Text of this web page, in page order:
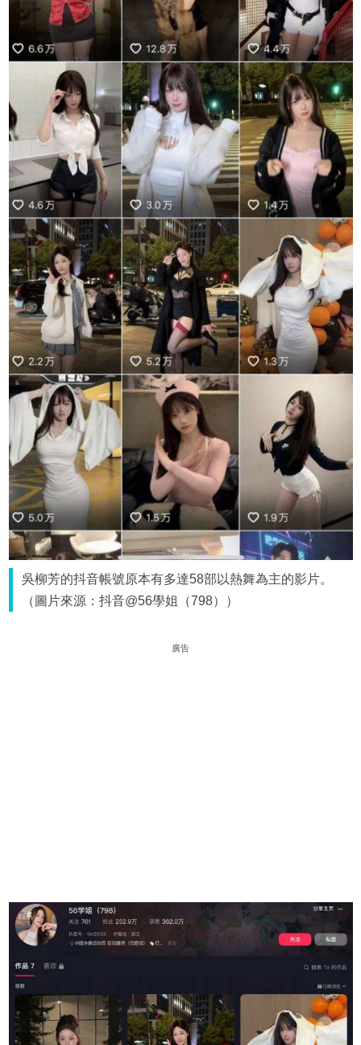
吳柳芳的抖音帳號原本有多達58部以熱舞為主的影片。
（圖片來源：抖音@56學姐（798））
廣告